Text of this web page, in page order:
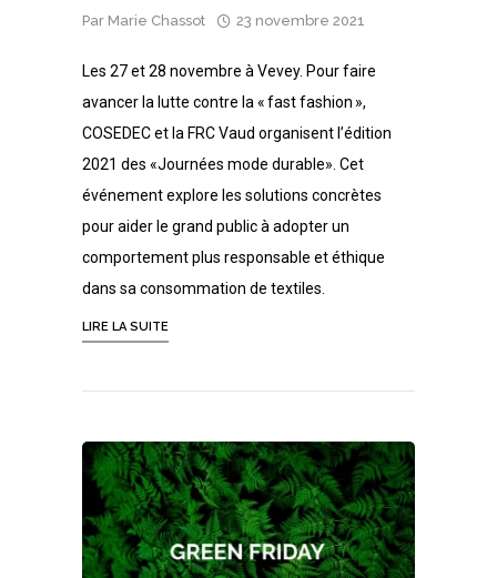
Par Marie Chassot 23 novembre 2021
Les 27 et 28 novembre à Vevey. Pour faire
avancer la lutte contre la « fast fashion »,
COSEDEC et la FRC Vaud organisent l’édition
2021 des «Journées mode durable». Cet
événement explore les solutions concrètes
pour aider le grand public à adopter un
comportement plus responsable et éthique
dans sa consommation de textiles.
LIRE LA SUITE